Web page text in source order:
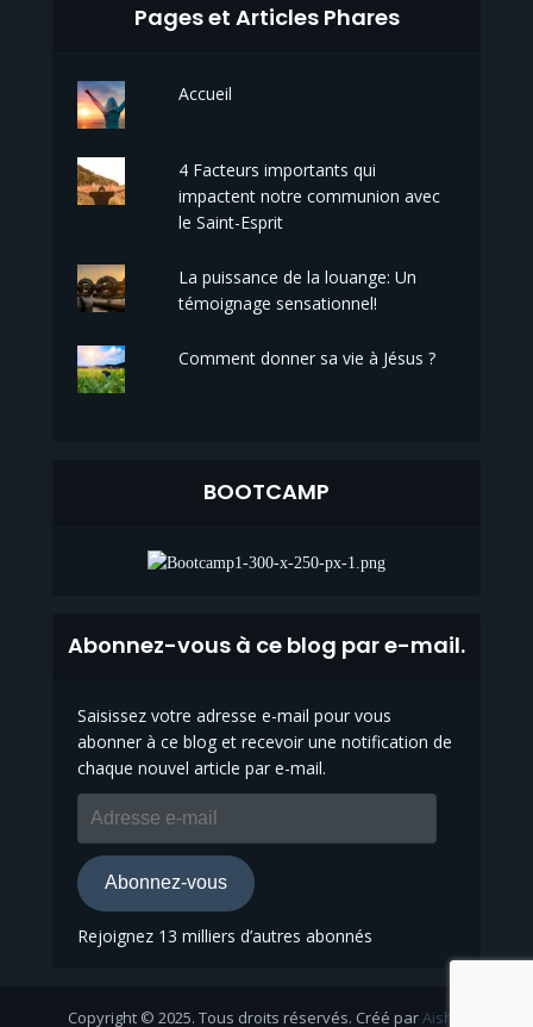
Pages et Articles Phares
Accueil
4 Facteurs importants qui
impactent notre communion avec
le Saint-Esprit
La puissance de la louange: Un
témoignage sensationnel!
Comment donner sa vie à Jésus ?
BOOTCAMP
Abonnez-vous à ce blog par e-mail.
Saisissez votre adresse e-mail pour vous
abonner à ce blog et recevoir une notification de
chaque nouvel article par e-mail.
Adresse
e-
mail
Abonnez-vous
Rejoignez 13 milliers d’autres abonnés
Copyright © 2025. Tous droits réservés. Créé parAisha